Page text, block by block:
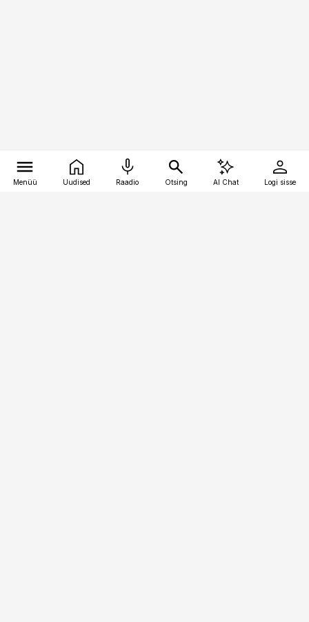
Menüü Uudised Raadio Otsing AI Chat Logi sisse